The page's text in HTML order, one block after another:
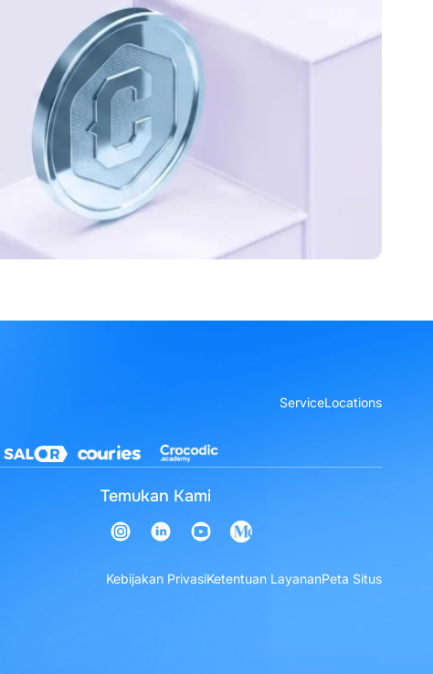
ServiceLocations
Temukan Kami
Kebijakan PrivasiKetentuan LayananPeta Situs